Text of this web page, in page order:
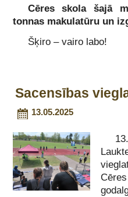
Cēres skola šajā
tonnas makulatūru un
Šķiro – vairo labo!
Sacensības
13.05.2025